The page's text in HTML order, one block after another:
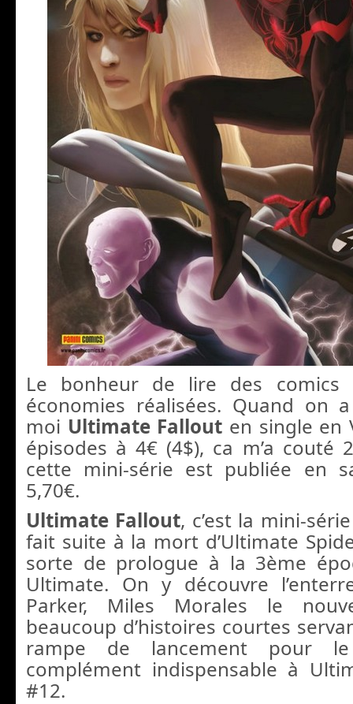
Le bonheur de lire des comics
économies réalisées. Quand on
moi Ultimate Fallout en single en
épisodes à 4€ (4$), ca m’a couté
cette mini-série est publiée en
5,70€.
Ultimate Fallout, c’est la mini-
fait suite à la mort d’Ultimate
sorte de prologue à la 3ème
Ultimate. On y découvre
Parker, Miles Morales le
beaucoup d’histoires courtes
rampe de lancement pour
complément indispensable à
#12.